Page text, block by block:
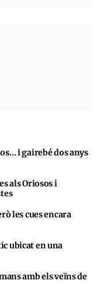
i gairebé dos anys
als Oriosos i
les cues encara
ubicat en una
amb els veïns de